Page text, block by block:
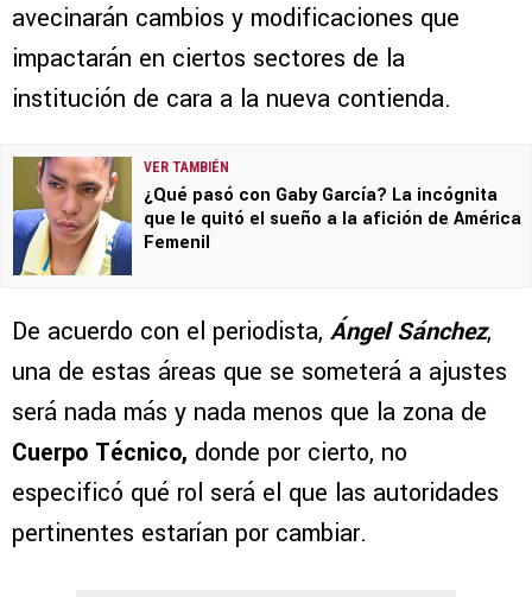
avecinarán cambios y modificaciones que
impactarán en ciertos sectores de la
institución de cara a la nueva contienda.
VER TAMBIÉN
¿Qué pasó con Gaby García? La incógnita
que le quitó el sueño a la afición de América
Femenil
De acuerdo con el periodista, Ángel Sánchez,
una de estas áreas que se someterá a ajustes
será nada más y nada menos que la zona de
Cuerpo Técnico, donde por cierto, no
especificó qué rol será el que las autoridades
pertinentes estarían por cambiar.